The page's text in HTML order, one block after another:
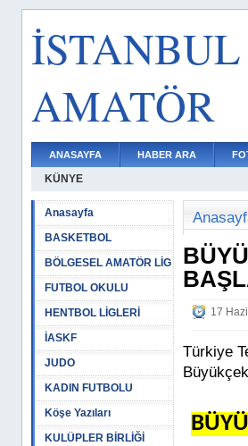
İSTANBUL
AMATÖR
ANASAYFA HABER ARA
KÜNYE
Anasayfa
BASKETBOL
BÖLGESEL AMATÖR LİG
FUTBOL OKULU
HENTBOL LİGLERİ
İASKF
JUDO
KADIN FUTBOLU
Köşe Yazıları
KULÜPLER BİRLİĞİ
17
Türkiye